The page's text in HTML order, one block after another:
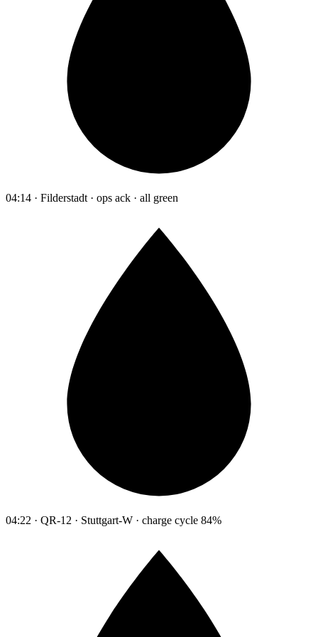
04:14 · Filderstadt · ops ack · all green
04:22 · QR-12 · Stuttgart-W · charge cycle 84%